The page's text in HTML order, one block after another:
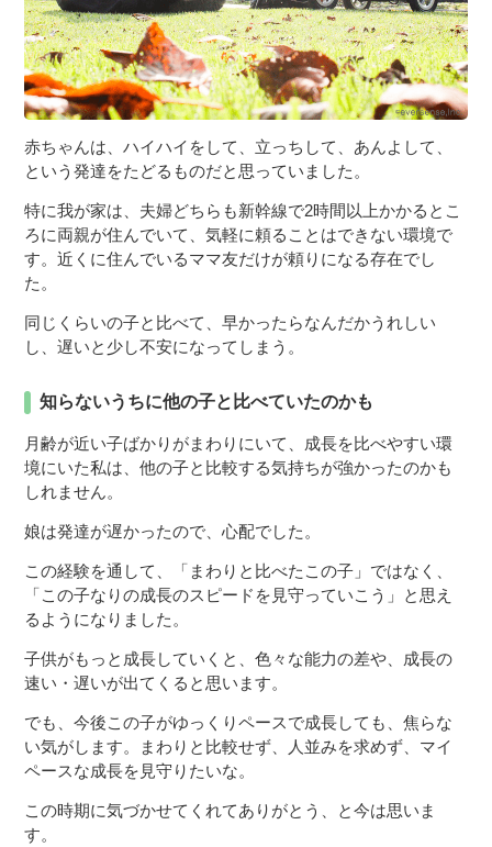
赤ちゃんは、ハイハイをして、立っちして、あんよして、
という発達をたどるものだと思っていました。
特に我が家は、夫婦どちらも新幹線で2時間以上かかるとこ
ろに両親が住んでいて、気軽に頼ることはできない環境で
す。近くに住んでいるママ友だけが頼りになる存在でし
た。
同じくらいの子と比べて、早かったらなんだかうれしい
し、遅いと少し不安になってしまう。
知らないうちに他の子と比べていたのかも
月齢が近い子ばかりがまわりにいて、成長を比べやすい環
境にいた私は、他の子と比較する気持ちが強かったのかも
しれません。
娘は発達が遅かったので、心配でした。
この経験を通して、「まわりと比べたこの子」ではなく、
「この子なりの成長のスピードを見守っていこう」と思え
るようになりました。
子供がもっと成長していくと、色々な能力の差や、成長の
速い・遅いが出てくると思います。
でも、今後この子がゆっくりペースで成長しても、焦らな
い気がします。まわりと比較せず、人並みを求めず、マイ
ペースな成長を見守りたいな。
この時期に気づかせてくれてありがとう、と今は思いま
す。